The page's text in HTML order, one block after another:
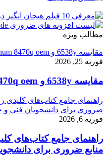
مطالب ویژه
مقایسه 6538y و intel xeon platinum 8470q oem
فوریه 25, 2026
مقایسه 6538y و intel xeon platinum 8470q oem
راهنمای جامع کتاب‌های کلیدی
ضروری برای دانشجویان فنی و
فوریه 6, 2026
راهنمای جامع کتاب‌های
منابع ضروری برای